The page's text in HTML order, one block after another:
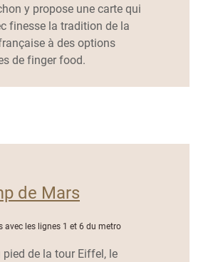
y propose une carte qui
finesse la tradition de la
à des options
de finger food.
de Mars
avec les lignes 1 et 6 du metro
pied de la tour Eiffel, le